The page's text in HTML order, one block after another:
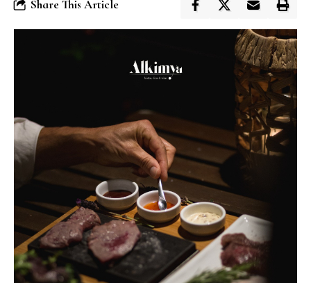
Share This Article